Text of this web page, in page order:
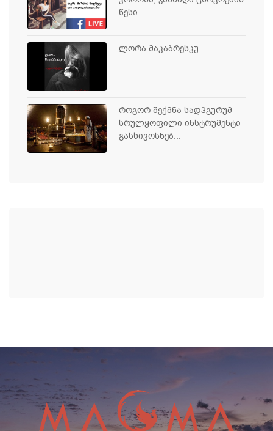
წესი...
ლორა მაკაბრესკუ
როგორ შექმნა სადჰგურუმ
სრულყოფილი ინსტრუმენტი
გასხივოსნებ...